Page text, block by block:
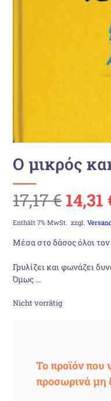
Ο μικρός
17,17€
Preis
war:
17,17
14,31
Enthält 7% MwSt. zzgl.
Μέσα στο δάσος όλοι
Γρυλίζει και φωνάζει
Όμως …
Nicht vorrätig
Το προϊόν που
προσωρινά μη